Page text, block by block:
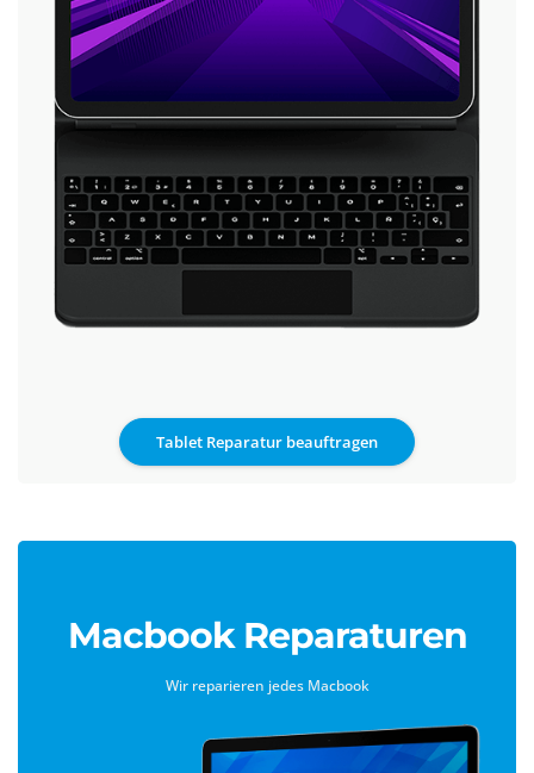
Tablet Reparatur beauftragen
Macbook Reparaturen
Wir reparieren jedes Macbook